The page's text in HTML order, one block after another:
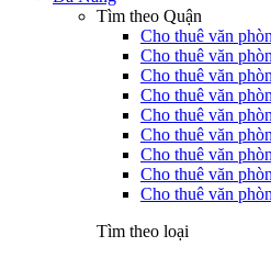
Tìm theo Quận
Cho thuê văn
Cho thuê văn
Cho thuê văn
Cho thuê văn
Cho thuê văn
Cho thuê văn
Cho thuê văn
Cho thuê văn
Cho thuê văn
Tìm theo loại